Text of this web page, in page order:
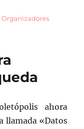
Organizadores
ahora
llamada «Datos